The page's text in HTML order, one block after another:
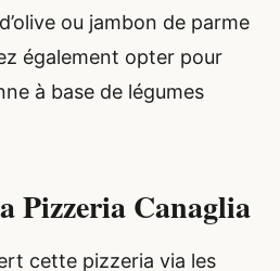
ou jambon de parme
également opter pour
à base de légumes
Pizzeria Canaglia
cette pizzeria via les